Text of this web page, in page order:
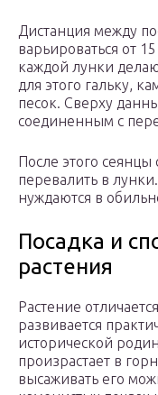
Дистанция между
варьироваться от
каждой лунки
для этого гальку,
песок. Сверху
соединенным с
После этого
перевалить в
нуждаются в
Посадка и
растения
Растение
развивается
исторической
произрастает в
высаживать его